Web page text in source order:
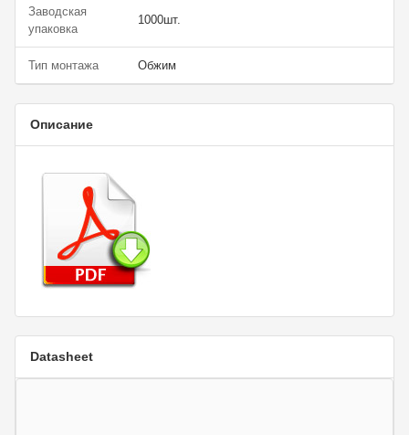
Заводская
упаковка
1000шт.
Тип монтажа Обжим
Описание
Datasheet